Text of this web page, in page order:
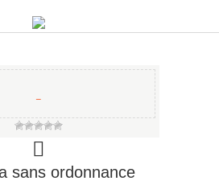
−
sans ordonnance